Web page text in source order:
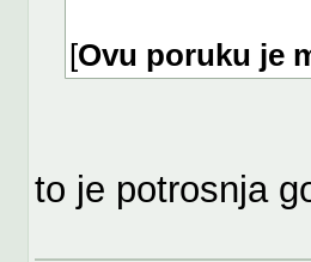
[Ovu poruku je
to je potrosnja